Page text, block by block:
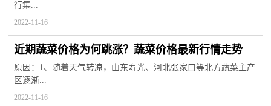
行集...
2022-11-16
近期蔬菜价格为何跳涨？蔬菜价格最新行情走势
原因：1、随着天气转凉，山东寿光、河北张家口等北方蔬菜主产
区逐渐...
2022-11-16